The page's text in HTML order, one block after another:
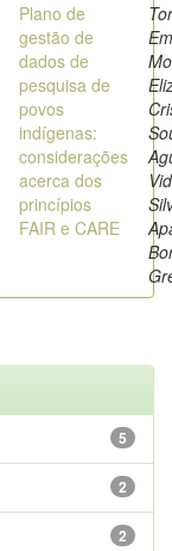
Plano de
gestão de
dados de
pesquisa de
povos
indígenas:
considerações
acerca dos
princípios
FAIR e CARE
5
2
2